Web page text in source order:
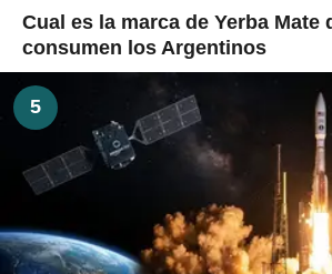
Cual es la marca de Yerba Mate
consumen los Argentinos
5